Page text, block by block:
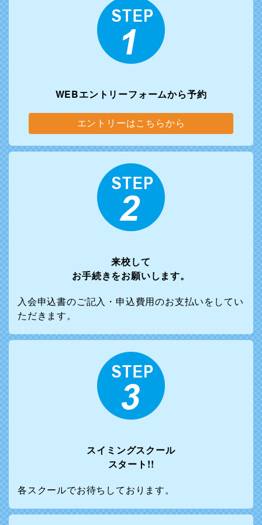
WEBエントリーフォームから予約
エントリーはこちらから
来校して
お手続きをお願いします。
入会申込書のご記入・申込費用のお支払いをしてい
ただきます。
スイミングスクール
スタート!!
各スクールでお待ちしております。